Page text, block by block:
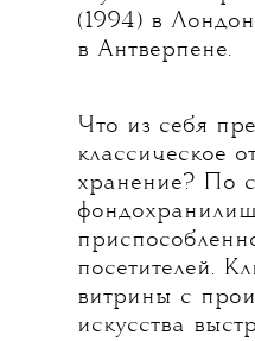
(1994) в
в Антверпене.
Что из себя
классическое
хранение? По
посетителей.
витрины с
искусства